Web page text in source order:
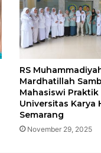
RS
Mardhatillah
Mahasiswi
Universitas Karya
Semarang
November 29, 2025